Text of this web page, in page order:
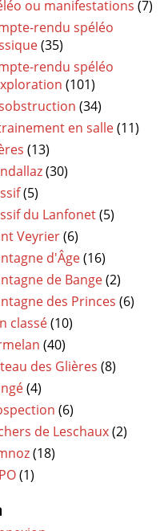
ou manifestations (7)
rendu spéléo
(35)
rendu spéléo
(101)
(34)
en salle(11)
(13)
(30)
(5)
du Lanfonet(5)
Veyrier(6)
d'Âge(16)
de Bange(2)
des Princes (6)
classé(10)
(40)
des Glières (8)
(4)
(6)
de Leschaux(2)
(18)
(1)